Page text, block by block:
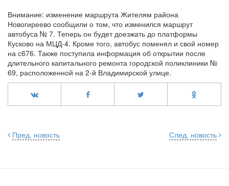
Внимание: изменение маршрута Жителям района
Новогиреево сообщили о том, что изменился маршрут
автобуса № 7. Теперь он будет доезжать до платформы
Кусково на МЦД-4. Кроме того, автобус поменял и свой номер
на с676. Также поступила информация об открытии после
длительного капитального ремонта городской поликлиники №
69, расположенной на 2-й Владимирской улице.
След. новость
Пред. новость